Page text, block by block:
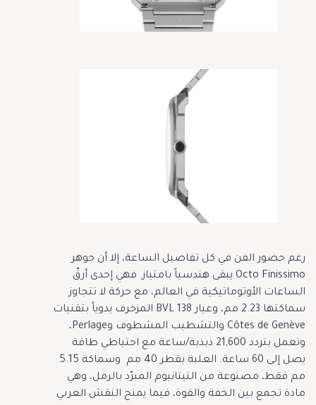
رغم حضور الفن في كل تفاصيل الساعة، إلا أن جوهر
Octo Finissimo يبقى هندسياً بامتياز. فهي إحدى أرقّ
الساعات الأوتوماتيكية في العالم، مع حركة لا تتجاوز
سماكتها 2.23 مم، وعيار BVL 138 المزخرف يدوياً بتقنيات
Côtes de Genève والتشطيب المشطوف وPerlage،
وتعمل بتردد 21,600 ذبذبة/ساعة مع احتياطي طاقة
يصل إلى 60 ساعة. العلبة بقطر 40 مم وسماكة 5.15
مم فقط، مصنوعة من التيتانيوم المبرّد بالرمل، وهي
مادة تجمع بين الخفة والقوة، فيما يمنح النقش العربي